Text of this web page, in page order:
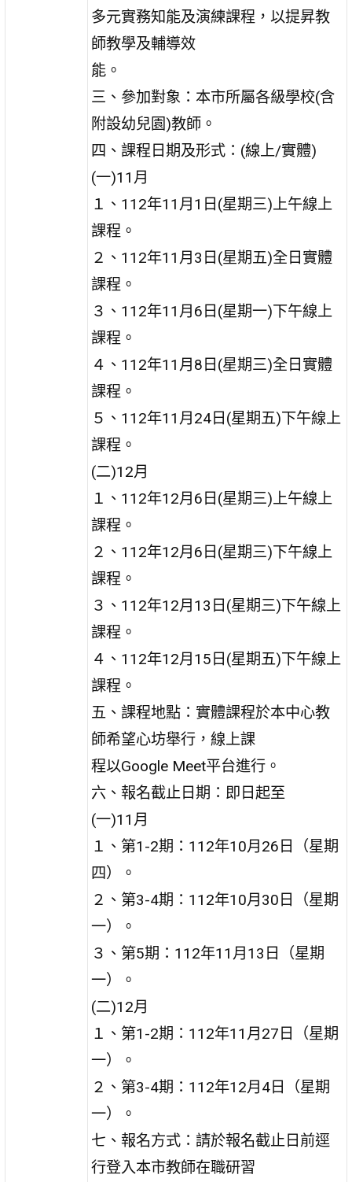
多元實務知能及演練課程，以提昇教
師教學及輔導效
能。
三、參加對象：本市所屬各級學校(含
附設幼兒園)教師。
四、課程日期及形式：(線上/實體)
(一)11月
１、112年11月1日(星期三)上午線上
課程。
２、112年11月3日(星期五)全日實體
課程。
３、112年11月6日(星期一)下午線上
課程。
４、112年11月8日(星期三)全日實體
課程。
５、112年11月24日(星期五)下午線上
課程。
(二)12月
１、112年12月6日(星期三)上午線上
課程。
２、112年12月6日(星期三)下午線上
課程。
３、112年12月13日(星期三)下午線上
課程。
４、112年12月15日(星期五)下午線上
課程。
五、課程地點：實體課程於本中心教
師希望心坊舉行，線上課
程以Google Meet平台進行。
六、報名截止日期：即日起至
(一)11月
１、第1-2期：112年10月26日（星期
四）。
２、第3-4期：112年10月30日（星期
一）。
３、第5期：112年11月13日（星期
一）。
(二)12月
１、第1-2期：112年11月27日（星期
一）。
２、第3-4期：112年12月4日（星期
一）。
七、報名方式：請於報名截止日前逕
行登入本市教師在職研習